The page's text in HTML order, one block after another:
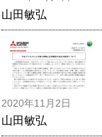
山田敏弘
2020年11月2日
山田敏弘